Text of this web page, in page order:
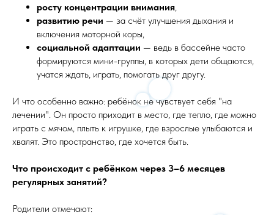
росту концентрации внимания,
развитию речи — за счёт улучшения дыхания и
включения моторной коры,
социальной адаптации — ведь в бассейне часто
формируются мини-группы, в которых дети общаются,
учатся ждать, играть, помогать друг другу.
И что особенно важно: ребёнок не чувствует себя "на
лечении". Он просто приходит в место, где тепло, где можно
играть с мячом, плыть к игрушке, где взрослые улыбаются и
хвалят. Это пространство, где хочется быть.
Что происходит с ребёнком через 3–6 месяцев
регулярных занятий?
Родители отмечают: